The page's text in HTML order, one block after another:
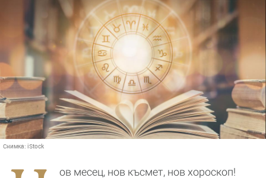
Снимка: iStock
ов месец, нов късмет, нов хороскоп!